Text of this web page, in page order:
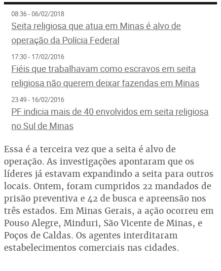
08:36 - 06/02/2018
Seita religiosa que atua em Minas é alvo de
operação da Polícia Federal
17:30 - 17/02/2016
Fiéis que trabalhavam como escravos em seita
religiosa não querem deixar fazendas em Minas
23:49 - 16/02/2016
PF indicia mais de 40 envolvidos em seita religiosa
no Sul de Minas
Essa é a terceira vez que a seita é alvo de
operação. As investigações apontaram que os
líderes já estavam expandindo a seita para outros
locais. Ontem, foram cumpridos 22 mandados de
prisão preventiva e 42 de busca e apreensão nos
três estados. Em Minas Gerais, a ação ocorreu em
Pouso Alegre, Minduri, São Vicente de Minas, e
Poços de Caldas. Os agentes interditaram
estabelecimentos comerciais nas cidades.